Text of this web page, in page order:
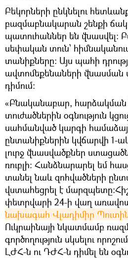
Բեկորների ընկնելու
բազմաբնակարան շենքի
պատուհաններ են վնասվել։
սեփական տուն՝
տանիքները։ Այս պահի
ավտոմեքենաների վնասման
դիմում։
«Բնականաբար, հարձակման
տուժածներին օգնություն
սահմանված կարգի
ընտանիքներին կվճարվի 1-
լուրջ վնասվածքներ
ռուբլի: Հանձնարարել եմ
տանել նաև զոհվածների
վստահեցրել է
փետրվարի 24-ի վաղ
նախագահ Վլադիմիր
Ուկրաինայի նկատմամբ
գործողություն սկսելու
ԼԺՀ-ն ու ԴԺՀ-ն դիմել են